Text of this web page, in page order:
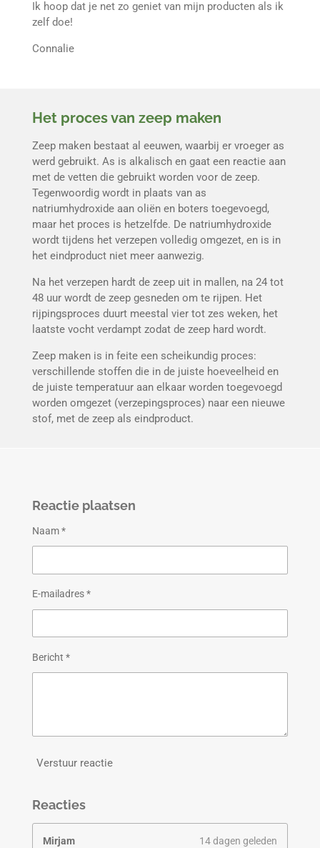
Ik hoop dat je net zo geniet van mijn producten als ik
zelf doe!
Connalie
Het proces van zeep maken
Zeep maken bestaat al eeuwen, waarbij er vroeger as
werd gebruikt. As is alkalisch en gaat een reactie aan
met de vetten die gebruikt worden voor de zeep.
Tegenwoordig wordt in plaats van as
natriumhydroxide aan oliën en boters toegevoegd,
maar het proces is hetzelfde. De natriumhydroxide
wordt tijdens het verzepen volledig omgezet, en is in
het eindproduct niet meer aanwezig.
Na het verzepen hardt de zeep uit in mallen, na 24 tot
48 uur wordt de zeep gesneden om te rijpen. Het
rijpingsproces duurt meestal vier tot zes weken, het
laatste vocht verdampt zodat de zeep hard wordt.
Zeep maken is in feite een scheikundig proces:
verschillende stoffen die in de juiste hoeveelheid en
de juiste temperatuur aan elkaar worden toegevoegd
worden omgezet (verzepingsproces) naar een nieuwe
stof, met de zeep als eindproduct.
Reactie plaatsen
Naam *
E-mailadres *
Bericht *
Verstuur reactie
Reacties
Mirjam
14 dagen geleden